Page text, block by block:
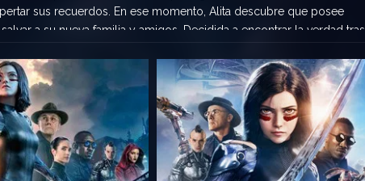
sus recuerdos. En ese momento, Alita descubre que posee
a su nueva familia y amigos. Decidida a encontrar la verdad tras